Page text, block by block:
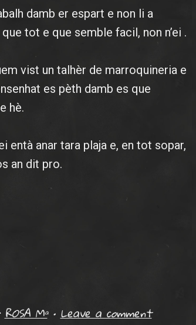
damb er espart e non li a
tot e que semble facil, non n’ei .
vist un talhèr de marroquineria e
es pèth damb es que
hè.
entà anar tara plaja e, en tot sopar,
an dit pro.
ROSA Mª •Leave a comment